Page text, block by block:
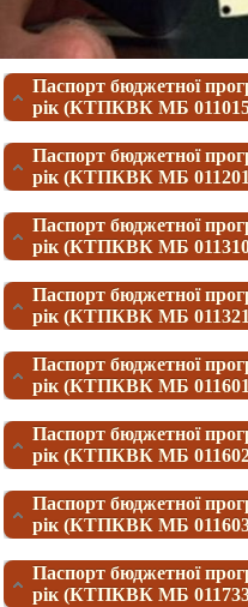
Паспорт бюджетної
рік (КТПКВК МБ
Паспорт бюджетної
рік (КТПКВК МБ
Паспорт бюджетної
рік (КТПКВК МБ
Паспорт бюджетної
рік (КТПКВК МБ
Паспорт бюджетної
рік (КТПКВК МБ
Паспорт бюджетної
рік (КТПКВК МБ
Паспорт бюджетної
рік (КТПКВК МБ
Паспорт бюджетної
рік (КТПКВК МБ